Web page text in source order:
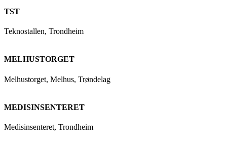
TST
Teknostallen, Trondheim
MELHUSTORGET
Melhustorget, Melhus, Trøndelag
MEDISINSENTERET
Medisinsenteret, Trondheim